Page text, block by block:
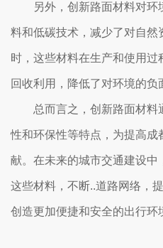
另外，创新路面材料对
料和低碳技术，减少了对自然
时，这些材料在生产和使用
回收利用，降低了对环境的负
总而言之，创新路面材料
性和环保性等特点，为提高
献。在未来的城市交通建设中
这些材料，不断..道路网络，
创造更加便捷和安全的出行环